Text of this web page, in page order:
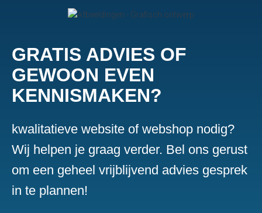
GRATIS ADVIES OF
GEWOON EVEN
KENNISMAKEN?
kwalitatieve website of webshop nodig?
Wij helpen je graag verder. Bel ons gerust
om een geheel vrijblijvend advies gesprek
in te plannen!